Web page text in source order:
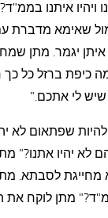
ויהיו איתנו
שאימא מדברת
איתן יגמר. מתן
כיפת ברזל כל
שיש לי אתכם."
שפתאום לא
לא יהיו אתנו?"
לסבתא.
מתן לוקח את